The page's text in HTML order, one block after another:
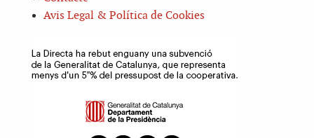
Avis Legal & Política de Cookies